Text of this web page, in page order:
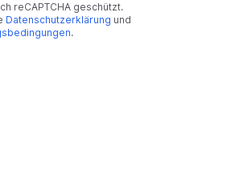
reCAPTCHA geschützt.
Datenschutzerklärung und
.